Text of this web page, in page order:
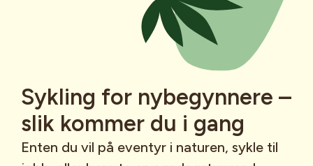
Sykling for nybegynnere –
slik kommer du i gang
Enten du vil på eventyr i naturen, sykle til